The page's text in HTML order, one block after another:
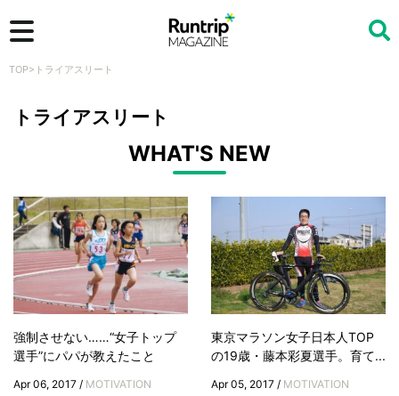
TOP> トライアスリート
トライアスリート
WHAT'S NEW
強制させない……“女子トップ
選手”にパパが教えたこと
Apr 06, 2017 / MOTIVATION
東京マラソン女子日本人TOP
の19歳・藤本彩夏選手。育て...
Apr 05, 2017 / MOTIVATION